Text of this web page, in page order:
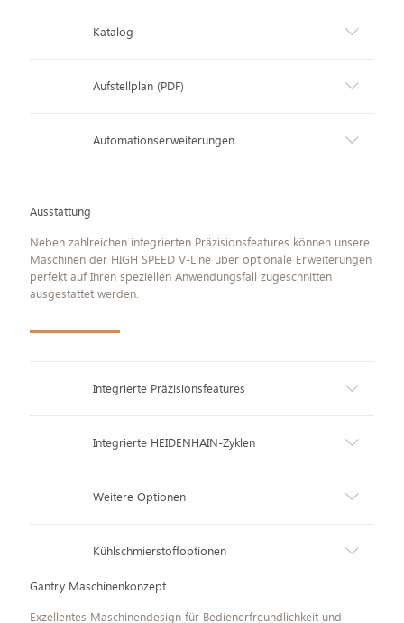
Katalog
Aufstellplan (PDF)
Automationserweiterungen
Ausstattung
Neben zahlreichen integrierten Präzisionsfeatures können unsere
Maschinen der HIGH SPEED V-Line über optionale Erweiterungen
perfekt auf Ihren speziellen Anwendungsfall zugeschnitten
ausgestattet werden.
Integrierte Präzisionsfeatures
Integrierte HEIDENHAIN-Zyklen
Weitere Optionen
Kühlschmierstoffoptionen
Gantry Maschinen­konzept
Exzellentes Maschinendesign für Bedienerfreundlichkeit und